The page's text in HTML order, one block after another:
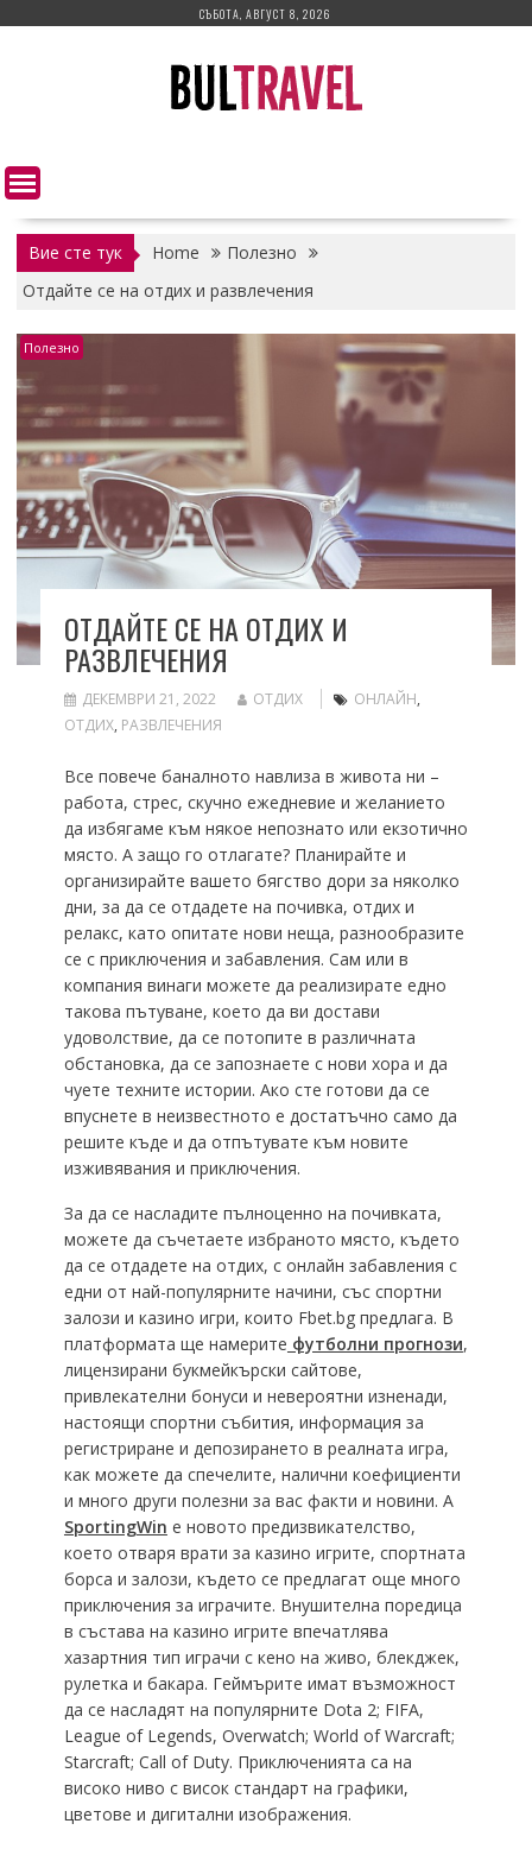
СЪБОТА, АВГУСТ 8, 2026
Вие сте тук Home
Полезно
Отдайте се на отдих и развлечения
Полезно
ОТДАЙТЕ СЕ НА ОТДИХ И
РАЗВЛЕЧЕНИЯ
ДЕКЕМВРИ 21, 2022 ОТДИХ ОНЛАЙН,
ОТДИХ, РАЗВЛЕЧЕНИЯ
Все повече баналното навлиза в живота ни –
работа, стрес, скучно ежедневие и желанието
да избягаме към някое непознато или екзотично
място. А защо го отлагате? Планирайте и
организирайте вашето бягство дори за няколко
дни, за да се отдадете на почивка, отдих и
релакс, като опитате нови неща, разнообразите
се с приключения и забавления. Сам или в
компания винаги можете да реализирате едно
такова пътуване, което да ви достави
удоволствие, да се потопите в различната
обстановка, да се запознаете с нови хора и да
чуете техните истории. Ако сте готови да се
впуснете в неизвестното е достатъчно само да
решите къде и да отпътувате към новите
изживявания и приключения.
За да се насладите пълноценно на почивката,
можете да съчетаете избраното място, където
да се отдадете на отдих, с онлайн забавления с
едни от най-популярните начини, със спортни
залози и казино игри, които Fbet.bg предлага. В
платформата ще намерите футболни прогнози,
лицензирани букмейкърски сайтове,
привлекателни бонуси и невероятни изненади,
настоящи спортни събития, информация за
регистриране и депозирането в реалната игра,
как можете да спечелите, налични коефициенти
и много други полезни за вас факти и новини. А
SportingWin е новото предизвикателство,
което отваря врати за казино игрите, спортната
борса и залози, където се предлагат още много
приключения за играчите. Внушителна поредица
в състава на казино игрите впечатлява
хазартния тип играчи с кено на живо, блекджек,
рулетка и бакара. Геймърите имат възможност
да се насладят на популярните Dota 2; FIFA,
League of Legends, Overwatch; World of Warcraft;
Starcraft; Call of Duty. Приключенията са на
високо ниво с висок стандарт на графики,
цветове и дигитални изображения.